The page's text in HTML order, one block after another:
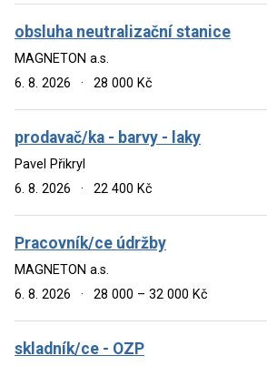
obsluha neutralizační stanice
MAGNETON a.s.
6. 8. 2026
· 28 000 Kč
prodavač/ka - barvy - laky
Pavel Přikryl
6. 8. 2026
· 22 400 Kč
Pracovník/ce údržby
MAGNETON a.s.
6. 8. 2026
· 28 000 – 32 000 Kč
skladník/ce - OZP